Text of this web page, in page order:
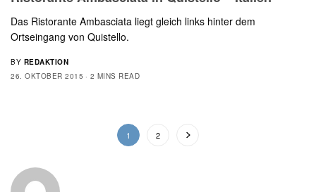
Das Ristorante Ambasciata liegt gleich links hinter dem
Ortseingang von Quistello.
BY REDAKTION
26. OKTOBER 2015
2 MINS READ
1 2